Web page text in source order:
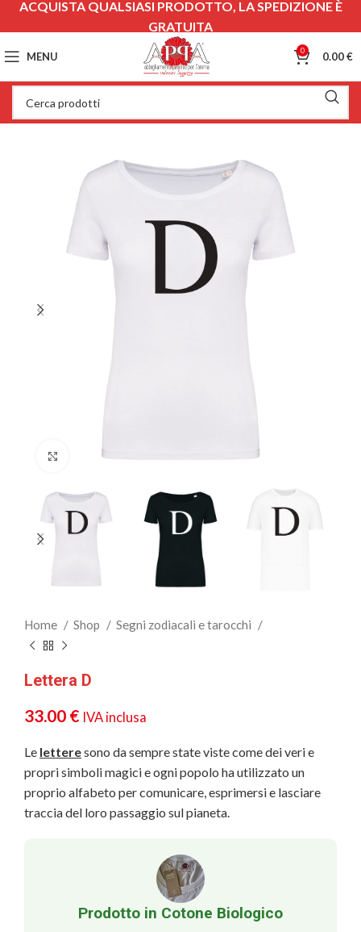
MENU 0 0.00€
Clicca per ingrandire
Home Shop Segni zodiacali e tarocchi
Lettera D
33.00 € IVA inclusa
Le letteresono da sempre state viste come dei veri e
propri simboli magici e ogni popolo ha utilizzato un
proprio alfabeto per comunicare, esprimersi e lasciare
traccia del loro passaggio sul pianeta.
Prodotto in Cotone Biologico
ACQUISTA QUALSIASI PRODOTTO, LA SPEDIZIONE È
GRATUITA